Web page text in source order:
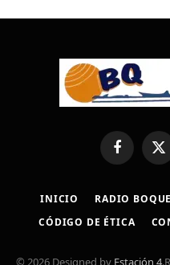
FacebookX
INICIO RADIO
CÓDIGO DE ÉTICA
© 2026 Designed by Estación 4